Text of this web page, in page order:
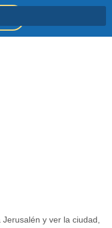
y ver la ciudad,